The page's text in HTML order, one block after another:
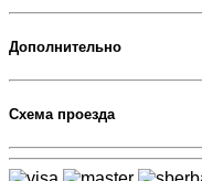
Дополнительно
Схема проезда